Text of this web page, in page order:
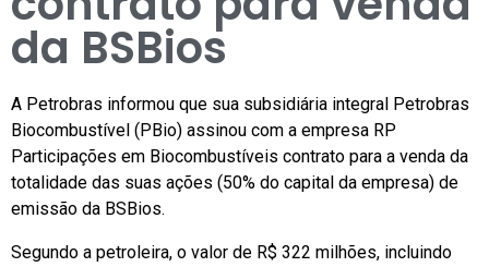
da BSBios
A Petrobras informou que sua subsidiária integral Petrobras
Biocombustível (PBio) assinou com a empresa RP
Participações em Biocombustíveis contrato para a venda da
totalidade das suas ações (50% do capital da empresa) de
emissão da BSBios.
Segundo a petroleira, o valor de R$ 322 milhões, incluindo